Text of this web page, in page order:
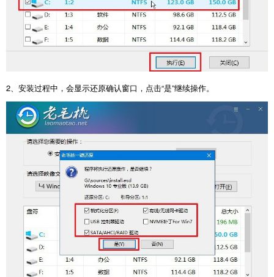
2 、安装过程中，会显示还原确认窗口，点击“是”继续操作。